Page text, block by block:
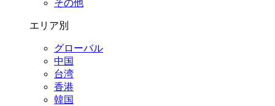
その他
エリア別
グローバル
中国
台湾
香港
韓国